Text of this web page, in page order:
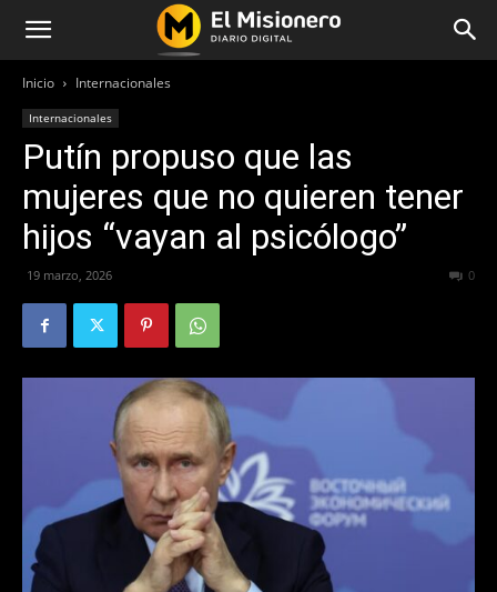
Inicio Internacionales
Internacionales
Putín propuso que las
mujeres que no quieren tener
hijos “vayan al psicólogo”
19 marzo, 2026 0